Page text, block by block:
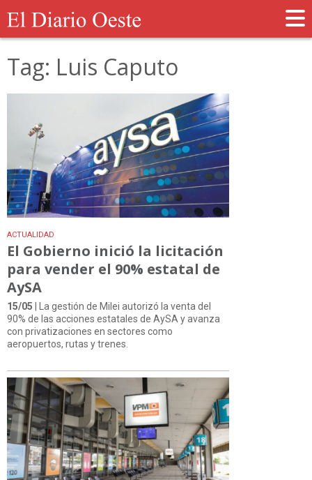
Tag: Luis Caputo
ACTUALIDAD
El Gobierno inició la licitación
para vender el 90% estatal de
AySA
15/05 | La gestión de Milei autorizó la venta del
90% de las acciones estatales de AySA y avanza
con privatizaciones en sectores como
aeropuertos, rutas y trenes.